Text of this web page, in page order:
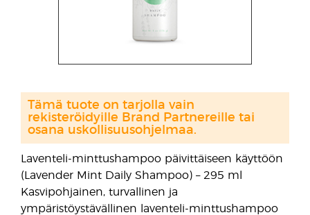
Laventeli-minttushampoo päivittäiseen käyttöön
(Lavender Mint Daily Shampoo) – 295 ml
Kasvipohjainen, turvallinen ja
ympäristöystävällinen laventeli-minttushampoo
Tämä tuote on tarjolla vain
rekisteröidyille Brand Partnereille tai
osana uskollisuusohjelmaa.